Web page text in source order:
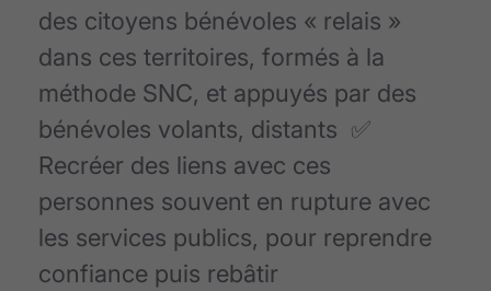
des citoyens bénévoles « relais »
dans ces territoires, formés à la
méthode SNC, et appuyés par des
bénévoles volants, distants ✅
Recréer des liens avec ces
personnes souvent en rupture avec
les services publics, pour reprendre
confiance puis rebâtir